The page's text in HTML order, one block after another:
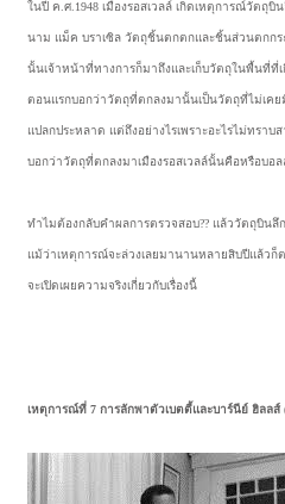
ในปี ค.ศ.1948 เมืองรอสเวลล์ เกิดเหตุการณ์วัตถุ
นาม แม็ค บราเซิล วัตถุชิ้นตกตกและชิ้นส่วนตกกร
นั้นเจ้าหน้าที่ทางการก็มาถึงและเก็บวัตถุในพื้นที่ที่
ตอนแรกบอกว่าวัตถุที่ตกลงมานั้นเป็นวัตถุที่ไม่เค
แปลกประหลาด แต่ถึงอย่างไรเพราะอะไรไม่ทรา
บอกว่าวัตถุที่ตกลงมาเมืองรอสเวลล์นั้นคือหรือบอ
ทำไมต้องกลับคำผลการตรวจสอบ?? แล้ววัตถุบิน
แม้ว่าเหตุการณ์จะล่วงเลยมานานหลายสิบปีแล้วก็
จะเปิดเผยความจริงเกี่ยวกับเรื่องนี้
เหตุการณ์ที่ 7 การลักพาตัวเบตตี้และบาร์นีย์ ฮิลลส์